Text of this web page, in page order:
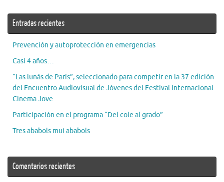
Entradas recientes
Prevención y autoprotección en emergencias
Casi 4 años…
“Las lunás de París”, seleccionado para competir en la 37 edición
del Encuentro Audiovisual de Jóvenes del Festival Internacional
Cinema Jove
Participación en el programa “Del cole al grado”
Tres ababols mui ababols
Comentarios recientes